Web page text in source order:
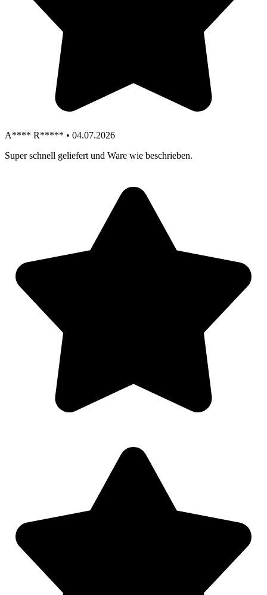
A**** R***** • 04.07.2026
Super schnell geliefert und Ware wie beschrieben.